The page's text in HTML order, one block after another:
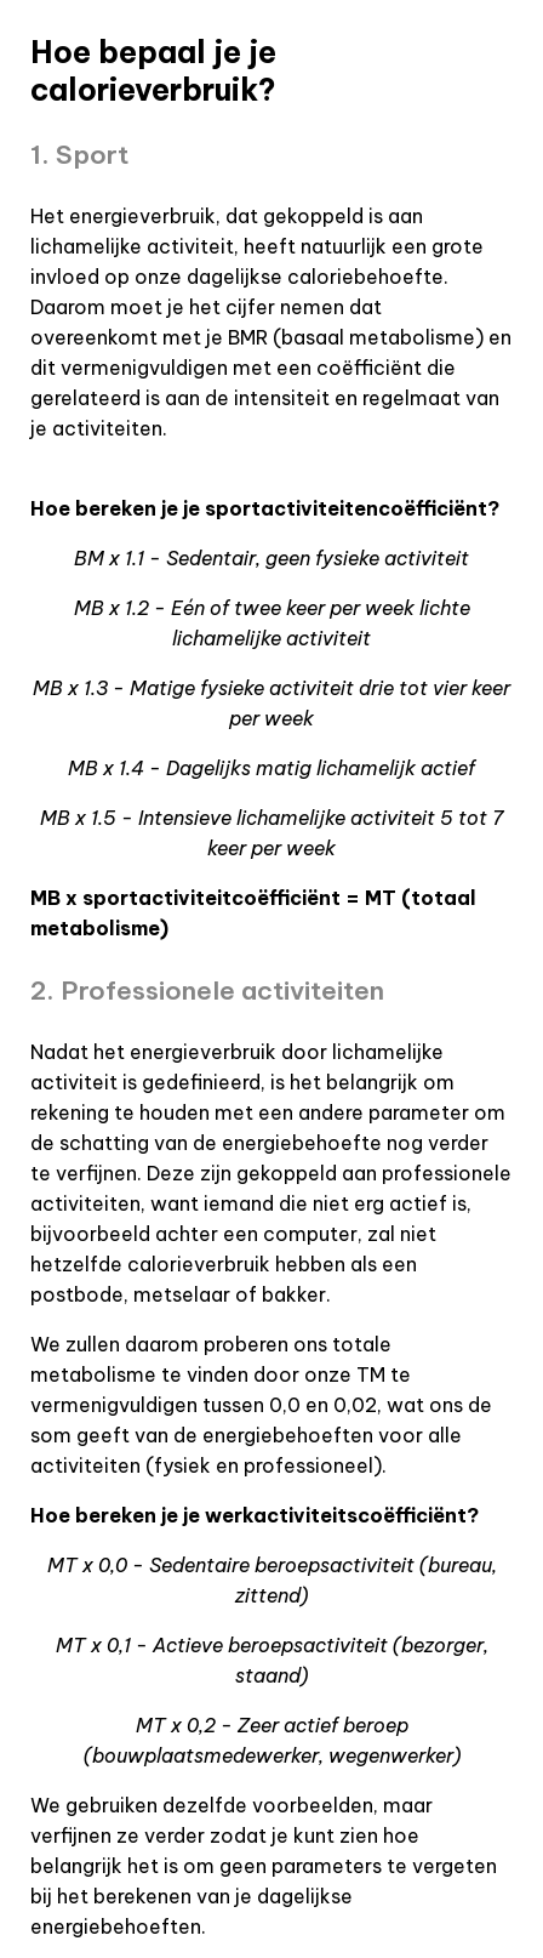
Hoe bepaal je je
calorieverbruik?
1. Sport
Het energieverbruik, dat gekoppeld is aan
lichamelijke activiteit, heeft natuurlijk een grote
invloed op onze dagelijkse caloriebehoefte.
Daarom moet je het cijfer nemen dat
overeenkomt met je BMR (basaal metabolisme) en
dit vermenigvuldigen met een coëfficiënt die
gerelateerd is aan de intensiteit en regelmaat van
je activiteiten.
Hoe bereken je je sportactiviteitencoëfficiënt?
BM x 1.1 - Sedentair, geen fysieke activiteit
MB x 1.2 - Eén of twee keer per week lichte
lichamelijke activiteit
MB x 1.3 - Matige fysieke activiteit drie tot vier keer
per week
MB x 1.4 - Dagelijks matig lichamelijk actief
MB x 1.5 - Intensieve lichamelijke activiteit 5 tot 7
keer per week
MB x sportactiviteitcoëfficiënt = MT (totaal
metabolisme)
2. Professionele activiteiten
Nadat het energieverbruik door lichamelijke
activiteit is gedefinieerd, is het belangrijk om
rekening te houden met een andere parameter om
de schatting van de energiebehoefte nog verder
te verfijnen. Deze zijn gekoppeld aan professionele
activiteiten, want iemand die niet erg actief is,
bijvoorbeeld achter een computer, zal niet
hetzelfde calorieverbruik hebben als een
postbode, metselaar of bakker.
We zullen daarom proberen ons totale
metabolisme te vinden door onze TM te
vermenigvuldigen tussen 0,0 en 0,02, wat ons de
som geeft van de energiebehoeften voor alle
activiteiten (fysiek en professioneel).
Hoe bereken je je werkactiviteitscoëfficiënt?
MT x 0,0 - Sedentaire beroepsactiviteit (bureau,
zittend)
MT x 0,1 - Actieve beroepsactiviteit (bezorger,
staand)
MT x 0,2 - Zeer actief beroep
(bouwplaatsmedewerker, wegenwerker)
We gebruiken dezelfde voorbeelden, maar
verfijnen ze verder zodat je kunt zien hoe
belangrijk het is om geen parameters te vergeten
bij het berekenen van je dagelijkse
energiebehoeften.